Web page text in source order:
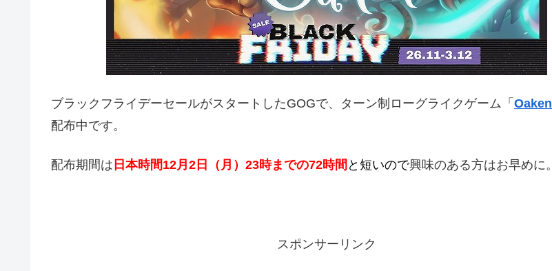
ブラックフライデーセールがスタートしたGOGで、ターン制ローグライクゲーム「 Oaken
配布中です。
配布期間は 日本時間12月2 日（月）23時までの72時間 と短いので興味のある方はお早めに。
スポンサーリンク